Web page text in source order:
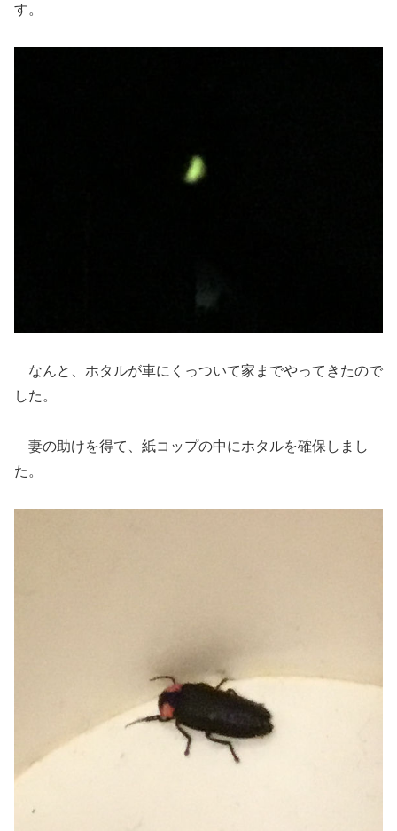
す。
なんと、ホタルが車にくっついて家までやってきたので
した。
妻の助けを得て、紙コップの中にホタルを確保しまし
た。